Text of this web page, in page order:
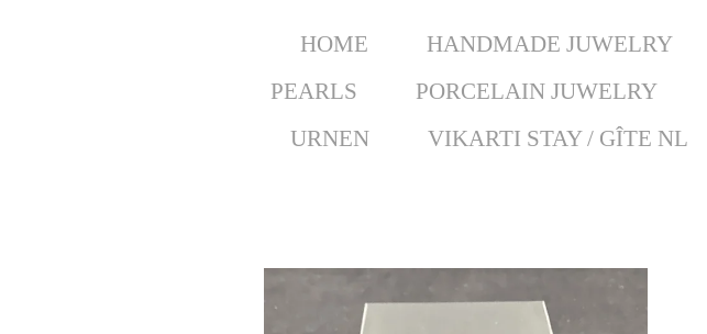
HOME HANDMADE JUWELRY
PEARLS
PORCELAIN JUWELRY
URNEN
VIKARTI STAY / GÎTE NL